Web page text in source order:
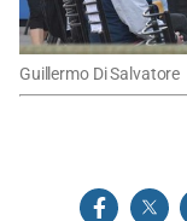
Guillermo Di Salvatore